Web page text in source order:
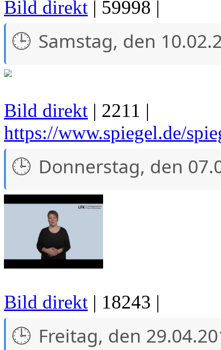
Bild direkt | 59998 |
Samstag, den
Bild direkt | 2211 |
https://www.spiegel.de/
Donnerstag, den
Bild direkt | 18243 |
Freitag, den